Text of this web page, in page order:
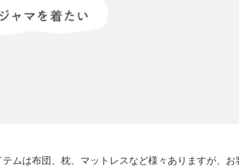
ムは布団、枕、マットレスなど様々ありますが、お